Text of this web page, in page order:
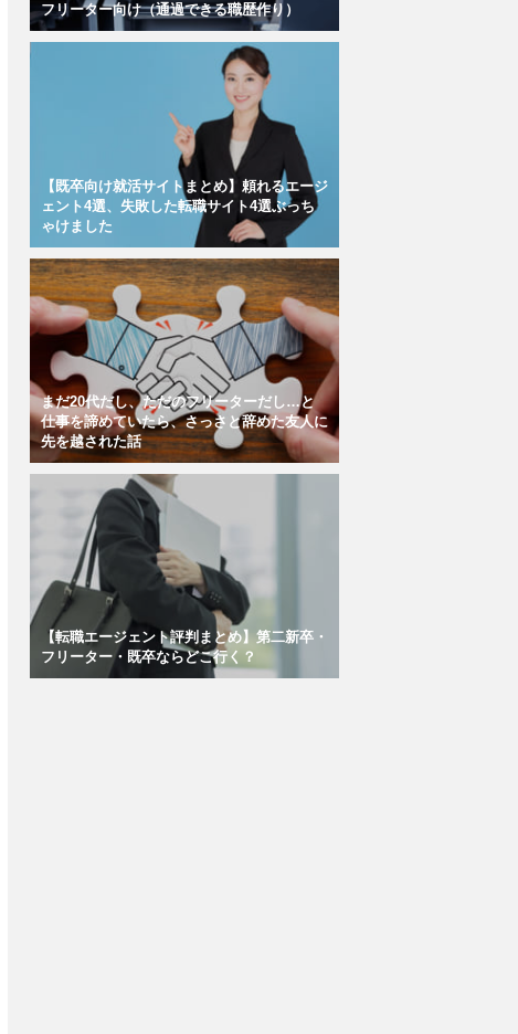
フリーター向け（通過できる職歴作り）
【既卒向け就活サイトまとめ】頼れるエージ
ェント4選、失敗した転職サイト4選ぶっち
ゃけました
まだ20代だし、ただのフリーターだし…と
仕事を諦めていたら、さっさと辞めた友人に
先を越された話
【転職エージェント評判まとめ】第二新卒・
フリーター・既卒ならどこ行く？